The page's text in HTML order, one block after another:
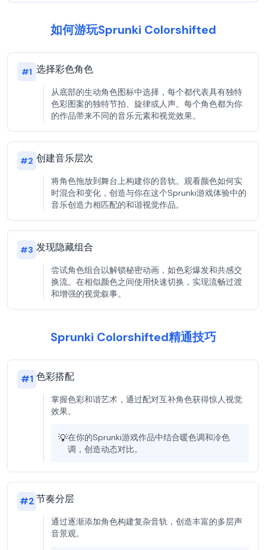
如何游玩Sprunki Colorshifted
#1 选择彩色角色
从底部的生动角色图标中选择，每个都代表具有独特
色彩图案的独特节拍、旋律或人声。每个角色都为你
的作品带来不同的音乐元素和视觉效果。
#2 创建音乐层次
将角色拖放到舞台上构建你的音轨。观看颜色如何实
时混合和变化，创造与你在这个Sprunki游戏体验中的
音乐创造力相匹配的和谐视觉作品。
#3 发现隐藏组合
尝试角色组合以解锁秘密动画，如色彩爆发和共感交
换流。在相似颜色之间使用快速切换，实现流畅过渡
和增强的视觉叙事。
Sprunki Colorshifted精通技巧
#1 色彩搭配
掌握色彩和谐艺术，通过配对互补角色获得惊人视觉
效果。
💡在你的Sprunki游戏作品中结合暖色调和冷色
调，创造动态对比。
#2节奏分层
通过逐渐添加角色构建复杂音轨，创造丰富的多层声
音景观。